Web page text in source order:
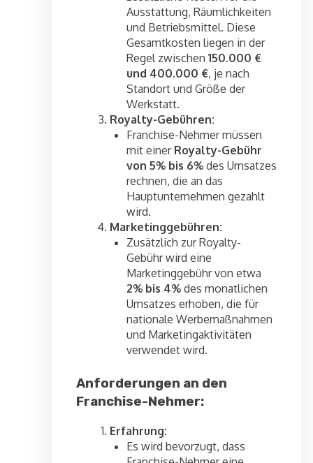
Ausstattung, Räumlichkeiten
und Betriebsmittel. Diese
Gesamtkosten liegen in der
Regel zwischen 150.000 €
und 400.000 €, je nach
Standort und Größe der
Werkstatt.
Royalty-Gebühren:
Franchise-Nehmer müssen
mit einer Royalty-Gebühr
von 5% bis 6% des Umsatzes
rechnen, die an das
Hauptunternehmen gezahlt
wird.
Marketinggebühren:
Zusätzlich zur Royalty-
Gebühr wird eine
Marketinggebühr von etwa
2% bis 4% des monatlichen
Umsatzes erhoben, die für
nationale Werbemaßnahmen
und Marketingaktivitäten
verwendet wird.
Anforderungen an den
Franchise-Nehmer:
Erfahrung:
Es wird bevorzugt, dass